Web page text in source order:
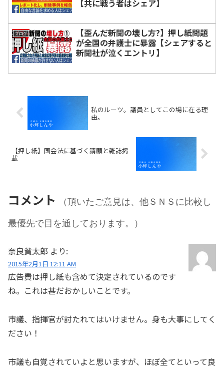
【共に戦う者はシェア】
ブログ
【歪んだ新聞の壊し方?】押し紙問題
が全国の弁護士に暴露【シェアすると
新聞社が泣くエントリ】
私のルーツ。議員としてこの場に在る理
由。
【押し紙】国会法に基づく請願と雑誌掲
載
コメント
（頂いたご意見は、他ＳＮＳに比較し
最優先で目を通しております。）
奈良貧太郎 より:
2015年2月1日 12:11 AM
広告費は押し紙も含めて決定されているのです
ね。これは甚だおかしいことです。
市議、指揮官が討たれてはいけません。身も大事にしてく
ださい！
市議も自覚されていよと思いますが、ほぼ全てといって良